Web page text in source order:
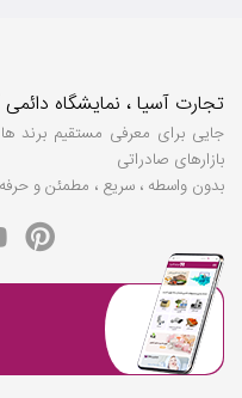
تجارت آسیا ، نمایشگاه دائمی
جایی برای معرفی مستقیم برند
بازارهای صادراتی
بدون واسطه ، سریع ، مطمئن و